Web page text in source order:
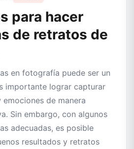
para hacer
de retratos de
en fotografía puede ser un
importante lograr capturar
de manera
Sin embargo, con algunos
adecuadas, es posible
resultados y retratos